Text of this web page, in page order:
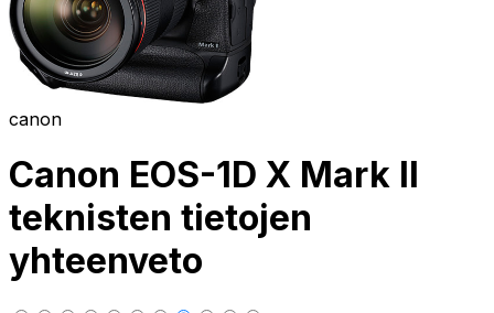
canon
Canon EOS-1D X Mark II
teknisten tietojen
yhteenveto